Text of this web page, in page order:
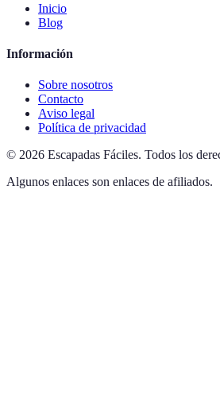
Inicio
Blog
Información
Sobre nosotros
Contacto
Aviso legal
Política de privacidad
© 2026 Escapadas Fáciles. Todos los
Algunos enlaces son enlaces de afiliados.